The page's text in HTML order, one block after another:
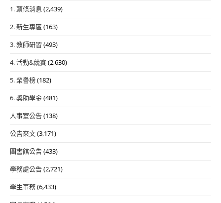
1. 頭條消息 (2,439)
2. 新生專區 (163)
3. 教師研習 (493)
4. 活動&競賽(2,630)
5. 榮譽榜(182)
6. 獎助學金(481)
人事室公告(138)
公告來文(3,171)
圖書館公告(433)
學務處公告(2,721)
學生事務(6,433)